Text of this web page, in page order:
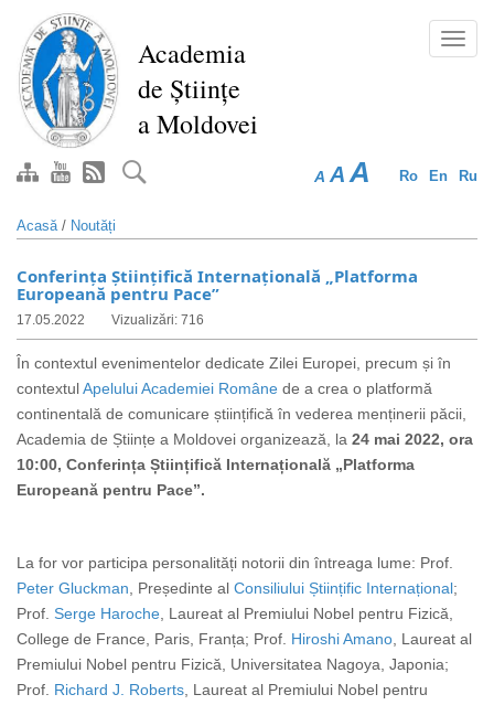
conţinutul
principal
Academia
de Științe
a Moldovei
Ro En Ru
A A A
Acasă/ Noutăți
Conferința Științifică Internațională „Platforma
Europeană pentru Pace”
17.05.2022 Vizualizări: 716
În contextul evenimentelor dedicate Zilei Europei, precum și în
contextulApelului Academiei Române de a crea o platformă
continentală de comunicare științifică în vederea menținerii păcii
Academia de Științe a Moldovei organizează, la 24 mai 2022, ora
10:00, Conferința Științifică Internațională „Platforma
Europeană pentru Pace”.
La for vor participa personalități notorii din întreaga lume: Prof.
Peter Gluckman , Președinte al Consiliului Științific Internațional;
Prof. Serge Haroche , Laureat al Premiului Nobel pentru Fizică,
College de France, Paris, Franța; Prof. Hiroshi Amano , Laureat al
Premiului Nobel pentru Fizică, Universitatea Nagoya, Japonia;
Prof. Richard J. Roberts , Laureat al Premiului Nobel pentru